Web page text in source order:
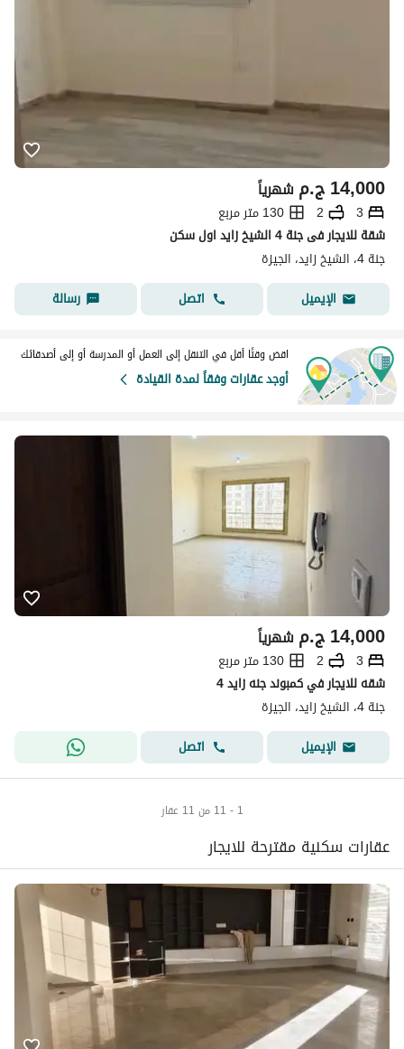
ج.م14,000 شهرياً
3
2
130 متر مربع
شقة للايجار فى جنة 4 الشيخ زايد اول سكن
جنة 4، الشيخ زايد، الجيزة
الإيميل
اتصل رسالة
اقض وقتًا أقل في التنقل إلى العمل أو المدرسة أو إلى أصدقائك
أوجد عقارات وفقاً لمدة القيادة
ج.م14,000 شهرياً
3
2
130 متر مربع
شقه للايجار في كمبوند جنه زايد 4
جنة 4، الشيخ زايد، الجيزة
الإيميل
اتصل
1 - 11 من 11 عقار
عقارات سكنية مقترحة للايجار